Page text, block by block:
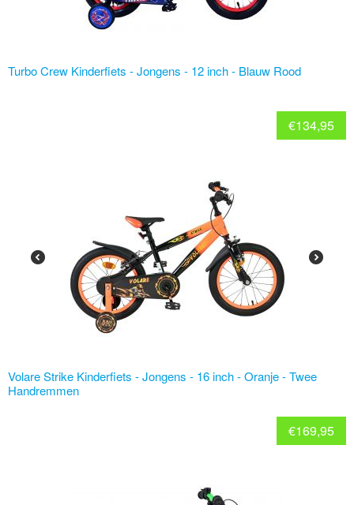
Turbo Crew Kinderfiets - Jongens - 12 inch - Blauw Rood
€134,95
Volare Strike Kinderfiets - Jongens - 16 inch - Oranje - Twee
Handremmen
€169,95